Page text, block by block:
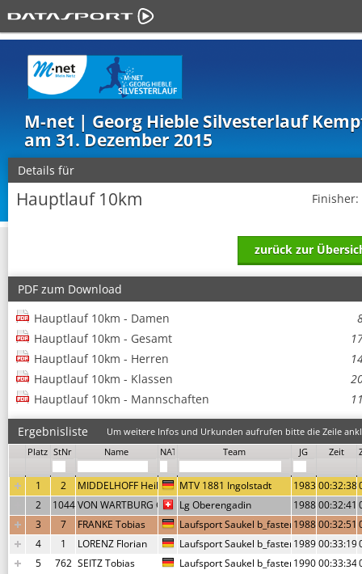
M-net | Georg Hieble Silvesterlauf
am 31. Dezember 2015
Details für
Hauptlauf 10km Finisher:
zurück zur
PDF zum Download
Hauptlauf 10km - Damen
Hauptlauf 10km - Gesamt
Hauptlauf 10km - Herren
Hauptlauf 10km - Klassen
Hauptlauf 10km - Mannschaften
Ergebnisliste
Um weitere Infos und Urkunden aufrufen bitte die Zeile
Platz StNr Name NAT Team JG Zeit
1 2 MIDDELHOFF Heiko MTV 1881 Ingolstadt 1983
2
1044VON WARTBURG GeronimoLg Oberengadin 1988
3
7 FRANKE Tobias Laufsport Saukel b_faster 1988
4
1 LORENZ Florian Laufsport Saukel b_faster 1989
5
762 SEITZ Tobias Laufsport Saukel b_faster 1990